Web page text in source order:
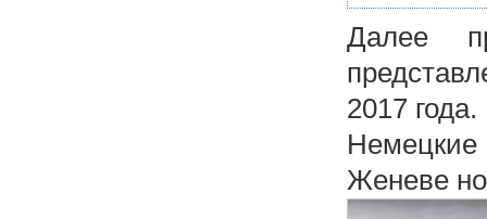
Далее
2017 года.
Женеве